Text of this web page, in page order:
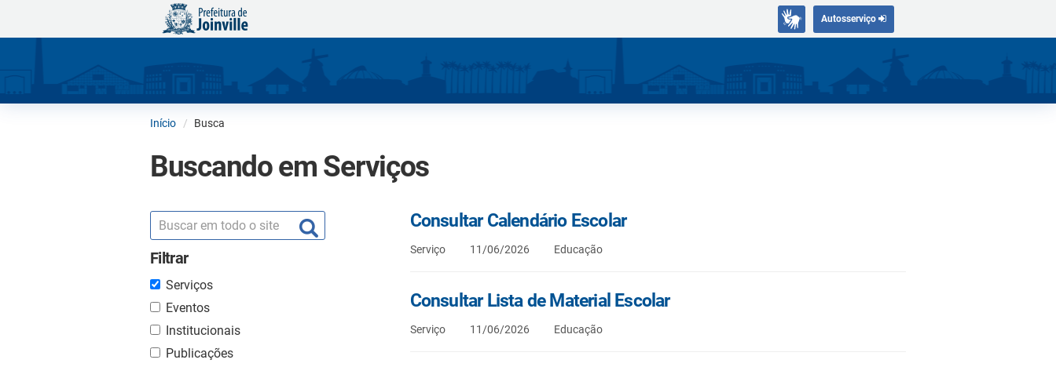
Autosserviço
Início Busca
Buscando em Serviços
Filtrar
Serviços
Eventos
Institucionais
Publicações
Consultar Calendário Escolar
Serviço 11/06/2026 Educação
Consultar Lista de Material Escolar
Serviço 11/06/2026 Educação